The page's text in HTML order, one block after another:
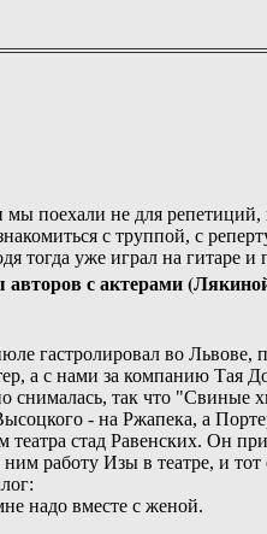
мы поехали не для
с труппой, с
тогда уже играл на гитаре и
с актерами
гастролировал во Львове,
а с нами за компанию Тая
снималась, так что "Свиные
- на Ржапека, а
театра стад Равенских. Он
работу Изы в театре, и
надо вместе с женой.